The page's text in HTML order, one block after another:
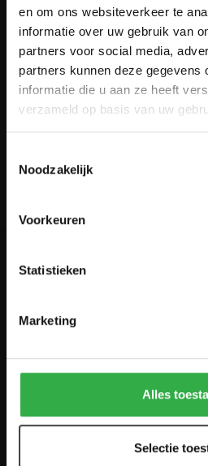
en om ons websiteverkeer te
informatie over uw gebruik van
partners voor social media,
partners kunnen deze gegevens
informatie die u aan ze heeft
verzameld op basis van uw
Noodzakelijk
Voorkeuren
Statistieken
Marketing
Alles
Selectie
Meer informatie
Heb je vragen over onze artikelen
de klantenservice pagina. Daar
gestelde vragen. Staat jouw vraag
ook vermeld hoe je contact met ons
Houten Meubel Outlet
info@houtenmeubeloutlet.nl